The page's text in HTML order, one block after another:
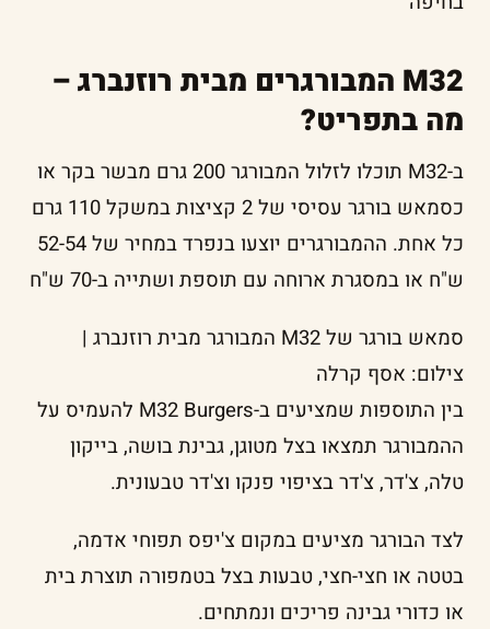
M32 המבורגרים מבית רוזנברג –
מה בתפריט?
ב-M32 תוכלו לזלול המבורגר ‫200 גרם מבשר בקר או
כסמאש בורגר עסיסי של 2 קציצות במשקל 110 גרם
כל אחת. ההמבורגרים יוצעו בנפרד במחיר של 52-54
ש"ח או במסגרת ארוחה עם תוספת ושתייה ב-70 ש"ח
סמאש בורגר של M32 המבורגר מבית רוזנברג |
צילום: אסף קרלה
בין התוספות שמציעים ב-M32 Burgers להעמיס על
ההמבורגר תמצאו בצל מטוגן, גבינת בושה, בייקון
טלה, צ'דר, צ'דר בציפוי פנקו וצ'דר טבעונית.
לצד הבורגר מציעים במקום צ'יפס תפוחי אדמה,
בטטה או חצי-חצי, טבעות בצל בטמפורה תוצרת בית
או כדורי גבינה פריכים ונמתחים.